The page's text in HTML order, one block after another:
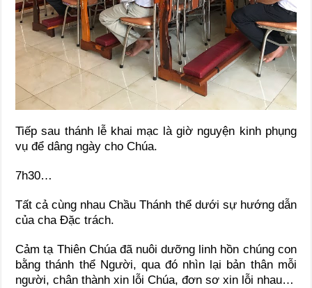
Tiếp sau thánh lễ khai mạc là giờ nguyện kinh phụng
vụ để dâng ngày cho Chúa.
7h30…
Tất cả cùng nhau Chầu Thánh thể dưới sự hướng dẫn
của cha Đặc trách.
Cảm tạ Thiên Chúa đã nuôi dưỡng linh hồn chúng con
bằng thánh thể Người, qua đó nhìn lại bản thân mỗi
người, chân thành xin lỗi Chúa, đơn sơ xin lỗi nhau…